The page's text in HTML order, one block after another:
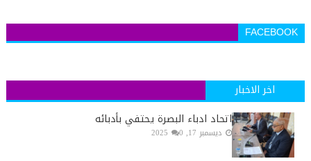
FACEBOOK
اخر الاخبار
اتحاد ادباء البصرة يحتفي بأدبائه
ديسمبر 17, 2025 0